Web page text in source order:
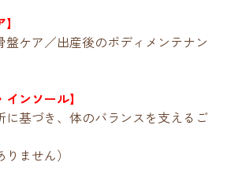
盤ケア／出産後のボディメンテナン
ンソール】
に基づき、体のバランスを支えるご
ません）